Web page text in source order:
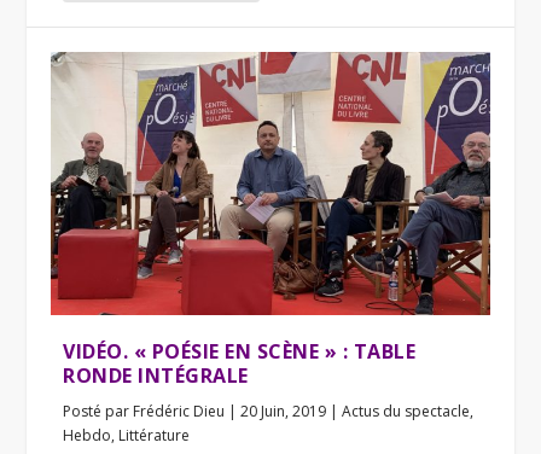
VIDÉO. « POÉSIE EN SCÈNE » : TABLE
RONDE INTÉGRALE
Posté par Frédéric Dieu |20 Juin, 2019 |Actus du spectacle,
Hebdo, Littérature